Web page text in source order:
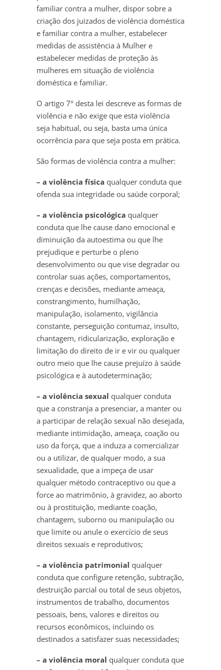
familiar contra a mulher, dispor sobre a
criação dos juizados de violência doméstica
e familiar contra a mulher, estabelecer
medidas de assistência à Mulher e
estabelecer medidas de proteção às
mulheres em situação de violência
doméstica e familiar.
O artigo 7º desta lei descreve as formas de
violência e não exige que esta violência
seja habitual, ou seja, basta uma única
ocorrência para que seja posta em prática.
São formas de violência contra a mulher:
– a violência física qualquer conduta que
ofenda sua integridade ou saúde corporal;
– a violência psicológica qualquer
conduta que lhe cause dano emocional e
diminuição da autoestima ou que lhe
prejudique e perturbe o pleno
desenvolvimento ou que vise degradar ou
controlar suas ações, comportamentos,
crenças e decisões, mediante ameaça,
constrangimento, humilhação,
manipulação, isolamento, vigilância
constante, perseguição contumaz, insulto,
chantagem, ridicularização, exploração e
limitação do direito de ir e vir ou qualquer
outro meio que lhe cause prejuízo à saúde
psicológica e à autodeterminação;
– a violência sexual qualquer conduta
que a constranja a presenciar, a manter ou
a participar de relação sexual não desejada,
mediante intimidação, ameaça, coação ou
uso da força, que a induza a comercializar
ou a utilizar, de qualquer modo, a sua
sexualidade, que a impeça de usar
qualquer método contraceptivo ou que a
force ao matrimônio, à gravidez, ao aborto
ou à prostituição, mediante coação,
chantagem, suborno ou manipulação ou
que limite ou anule o exercício de seus
direitos sexuais e reprodutivos;
– a violência patrimonial qualquer
conduta que configure retenção, subtração,
destruição parcial ou total de seus objetos,
instrumentos de trabalho, documentos
pessoais, bens, valores e direitos ou
recursos econômicos, incluindo os
destinados a satisfazer suas necessidades;
– a violência moral qualquer conduta que